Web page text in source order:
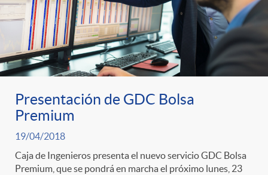
Presentación de GDC Bolsa
Premium
19/04/2018
Caja de Ingenieros presenta el nuevo servicio GDC Bolsa
Premium, que se pondrá en marcha el próximo lunes, 23